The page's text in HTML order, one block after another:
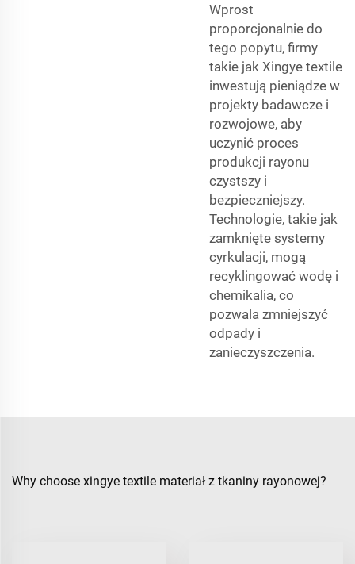
Wprost
proporcjonalnie do
tego popytu, firmy
takie jak Xingye textile
inwestują pieniądze w
projekty badawcze i
rozwojowe, aby
uczynić proces
produkcji rayonu
czystszy i
bezpieczniejszy.
Technologie, takie jak
zamknięte systemy
cyrkulacji, mogą
recyklingować wodę i
chemikalia, co
pozwala zmniejszyć
odpady i
zanieczyszczenia.
Why choose xingye textile materiał z tkaniny rayonowej?